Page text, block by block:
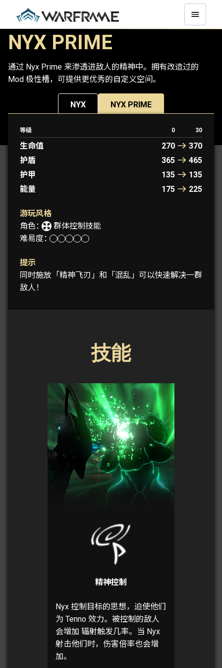
NYX PRIME
通过 Nyx Prime 来渗透进敌人的精神中。拥有改造过的
Mod 极性槽，可提供更优秀的自定义空间。
NYX NYX PRIME
等级 0 30
生命值 270
370
护盾
365
465
护甲
135
135
能量
175 225
游玩风格
角色：
群体控制技能
难易度：
提示
同时施放「精神飞刃」和「混乱」可以快速解决一群
敌人！
技能
精神控制
Nyx 控制目标的思想，迫使他们
为 Tenno 效力。被控制的敌人
会增加 辐射触发几率。当 Nyx
射击他们时，伤害倍率也会增
加。